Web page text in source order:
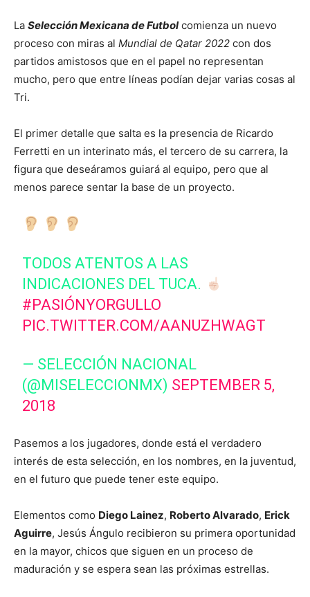
La Selección Mexicana de Futbolcomienza un nuevo
proceso con miras al Mundial de Qatar 2022 con dos
partidos amistosos que en el papel no representan
mucho, pero que entre líneas podían dejar varias cosas al
Tri.
El primer detalle que salta es la presencia de Ricardo
Ferretti en un interinato más, el tercero de su carrera, la
figura que deseáramos guiará al equipo, pero que al
menos parece sentar la base de un proyecto.
TODOS ATENTOS A LAS
INDICACIONES DEL TUCA.
#PASIÓNYORGULLO
PIC.TWITTER.COM/AANUZHWAGT
— SELECCIÓN NACIONAL
(@MISELECCIONMX) SEPTEMBER 5,
2018
Pasemos a los jugadores, donde está el verdadero
interés de esta selección, en los nombres, en la juventud,
en el futuro que puede tener este equipo.
Elementos como Diego Lainez, Roberto Alvarado, Erick
Aguirre, Jesús Ángulo recibieron su primera oportunidad
en la mayor, chicos que siguen en un proceso de
maduración y se espera sean las próximas estrellas.